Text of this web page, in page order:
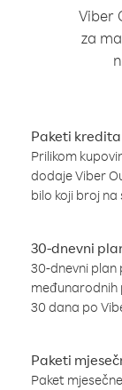
Viber
za
Paketi kredita
Prilikom
dodaje Viber
bilo koji broj
30-dnevni
30-dnevni plan
međunarodnih
30 dana po
Paketi
Paket